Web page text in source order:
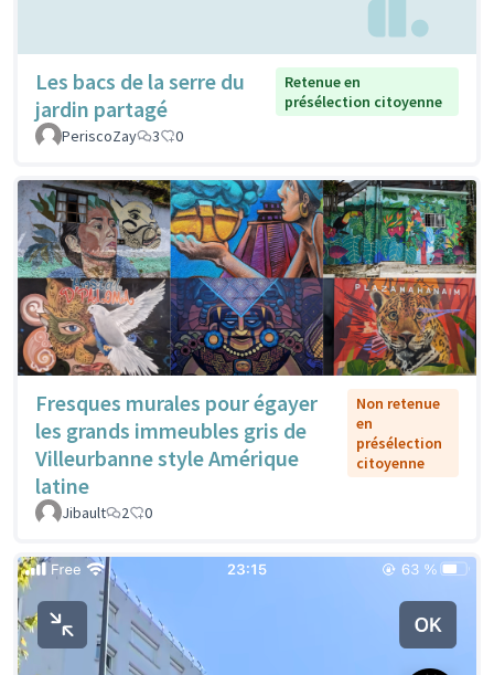
Les bacs de la serre du
jardin partagé
Retenue en
présélection citoyenne
PeriscoZay
3 0
Fresques murales pour égayer
les grands immeubles gris de
Villeurbanne style Amérique
latine
Non retenue
en
présélection
citoyenne
Jibault 2 0